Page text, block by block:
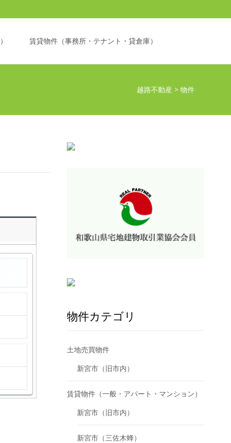
賃貸物件（事務所・テナント・貸倉庫）
越路不動産 > 物件
物件カテゴリ
土地売買物件
新宮市（旧市内）
賃貸物件（一般・アパート・マンション）
新宮市（旧市内）
新宮市（三佐木蜂）